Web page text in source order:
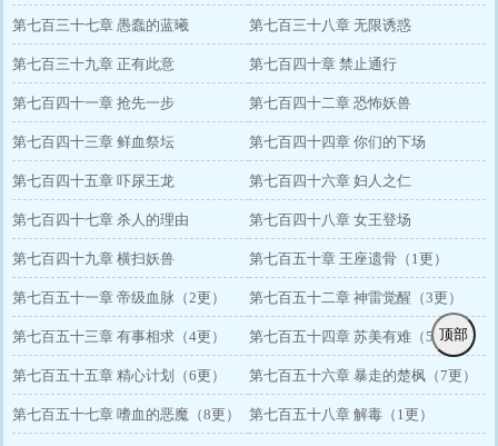
第七百三十七章 愚蠢的蓝曦 第七百三十八章 无限诱惑
第七百三十九章 正有此意 第七百四十章 禁止通行
第七百四十一章 抢先一步 第七百四十二章 恐怖妖兽
第七百四十三章 鲜血祭坛 第七百四十四章 你们的下场
第七百四十五章 吓尿王龙 第七百四十六章 妇人之仁
第七百四十七章 杀人的理由 第七百四十八章 女王登场
第七百四十九章 横扫妖兽 第七百五十章 王座遗骨（1更）
第七百五十一章 帝级血脉（2更） 第七百五十二章 神雷觉醒（3更）
第七百五十三章 有事相求（4更） 第七百五十四章 苏美有难（5更）
第七百五十五章 精心计划（6更） 第七百五十六章 暴走的楚枫（7更）
第七百五十七章 嗜血的恶魔（8更） 第七百五十八章 解毒（1更）
顶部